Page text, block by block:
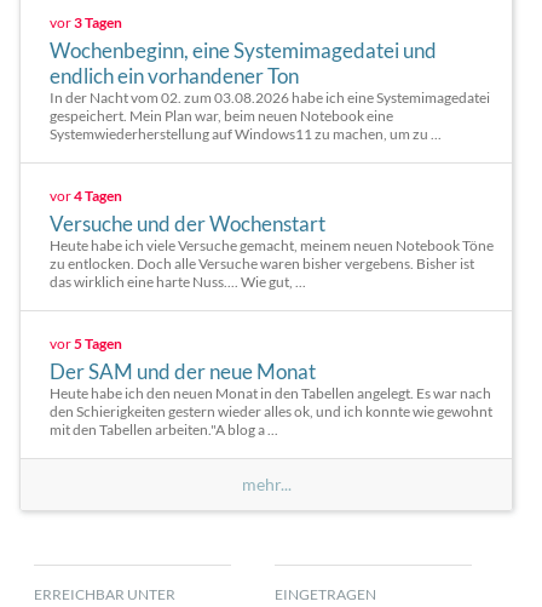
vor3 Tagen
Wochenbeginn, eine Systemimagedatei und
endlich ein vorhandener Ton
In der Nacht vom 02. zum 03.08.2026 habe ich eine Systemimagedatei
gespeichert. Mein Plan war, beim neuen Notebook eine
Systemwiederherstellung auf Windows11 zu machen, um zu ...
vor4 Tagen
Versuche und der Wochenstart
Heute habe ich viele Versuche gemacht, meinem neuen Notebook Töne
zu entlocken. Doch alle Versuche waren bisher vergebens. Bisher ist
das wirklich eine harte Nuss.... Wie gut, ...
vor5 Tagen
Der SAM und der neue Monat
Heute habe ich den neuen Monat in den Tabellen angelegt. Es war nach
den Schierigkeiten gestern wieder alles ok, und ich konnte wie gewohnt
mit den Tabellen arbeiten."A blog a ...
mehr...
ERREICHBAR UNTER EINGETRAGEN